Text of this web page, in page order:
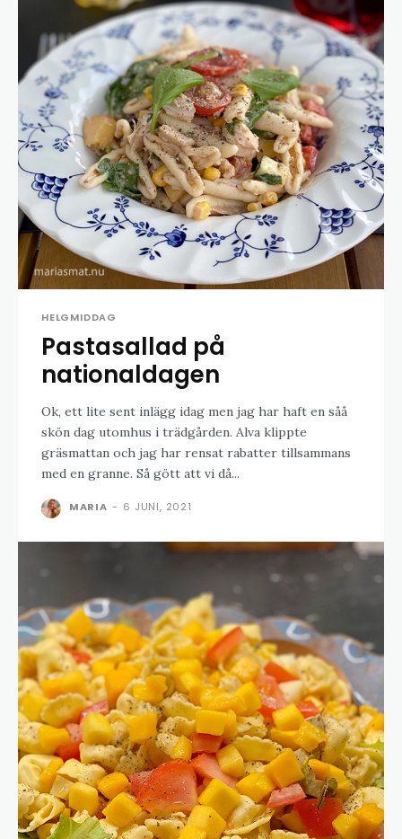
HELGMIDDAG
Pastasallad på
nationaldagen
Ok, ett lite sent inlägg idag men jag har haft en såå
skön dag utomhus i trädgården. Alva klippte
gräsmattan och jag har rensat rabatter tillsammans
med en granne. Så gött att vi då...
MARIA - 6 JUNI, 2021